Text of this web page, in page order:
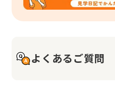
よくあるご質問